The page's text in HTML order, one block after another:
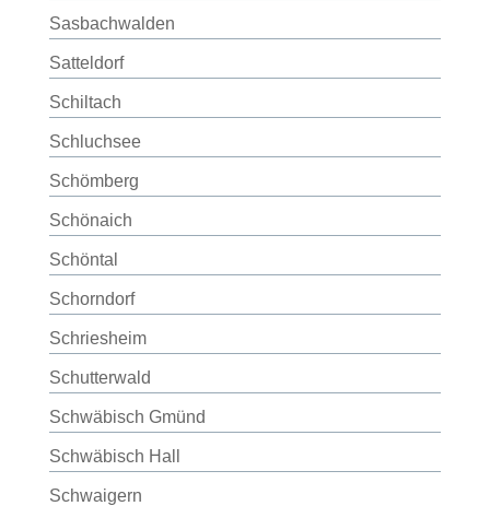
Sasbachwalden
Satteldorf
Schiltach
Schluchsee
Schömberg
Schönaich
Schöntal
Schorndorf
Schriesheim
Schutterwald
Schwäbisch Gmünd
Schwäbisch Hall
Schwaigern